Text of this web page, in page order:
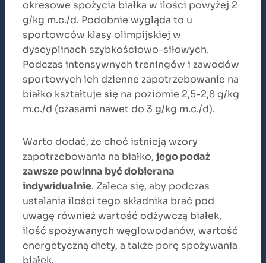
okresowe spożycia białka w ilości powyżej 2
g/kg m.c./d. Podobnie wygląda to u
sportowców klasy olimpijskiej w
dyscyplinach szybkościowo-siłowych.
Podczas intensywnych treningów i zawodów
sportowych ich dzienne zapotrzebowanie na
białko kształtuje się na poziomie 2,5-2,8 g/kg
m.c./d (czasami nawet do 3 g/kg m.c./d).
Warto dodać, że choć istnieją wzory
zapotrzebowania na białko, jego podaż
zawsze powinna być dobierana
indywidualnie. Zaleca się, aby podczas
ustalania ilości tego składnika brać pod
uwagę również wartość odżywczą białek,
ilość spożywanych węglowodanów, wartość
energetyczną diety, a także porę spożywania
białek.